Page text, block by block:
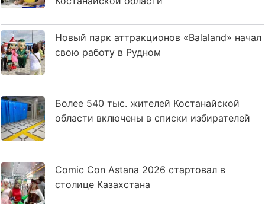
Новый парк аттракционов «Balaland» начал
свою работу в Рудном
Более 540 тыс. жителей Костанайской
области включены в списки избирателей
Comic Con Astana 2026 стартовал в
столице Казахстана